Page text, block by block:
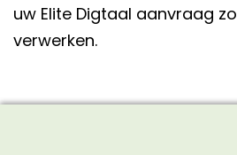
uw Elite Digtaal aanvraag
verwerken.